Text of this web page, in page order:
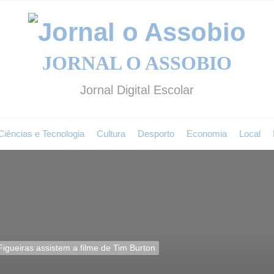
JORNAL O ASSOBIO
Jornal Digital Escolar
e Tecnologia Cultura Desporto Economia Local
assistem a filme de Tim Burton